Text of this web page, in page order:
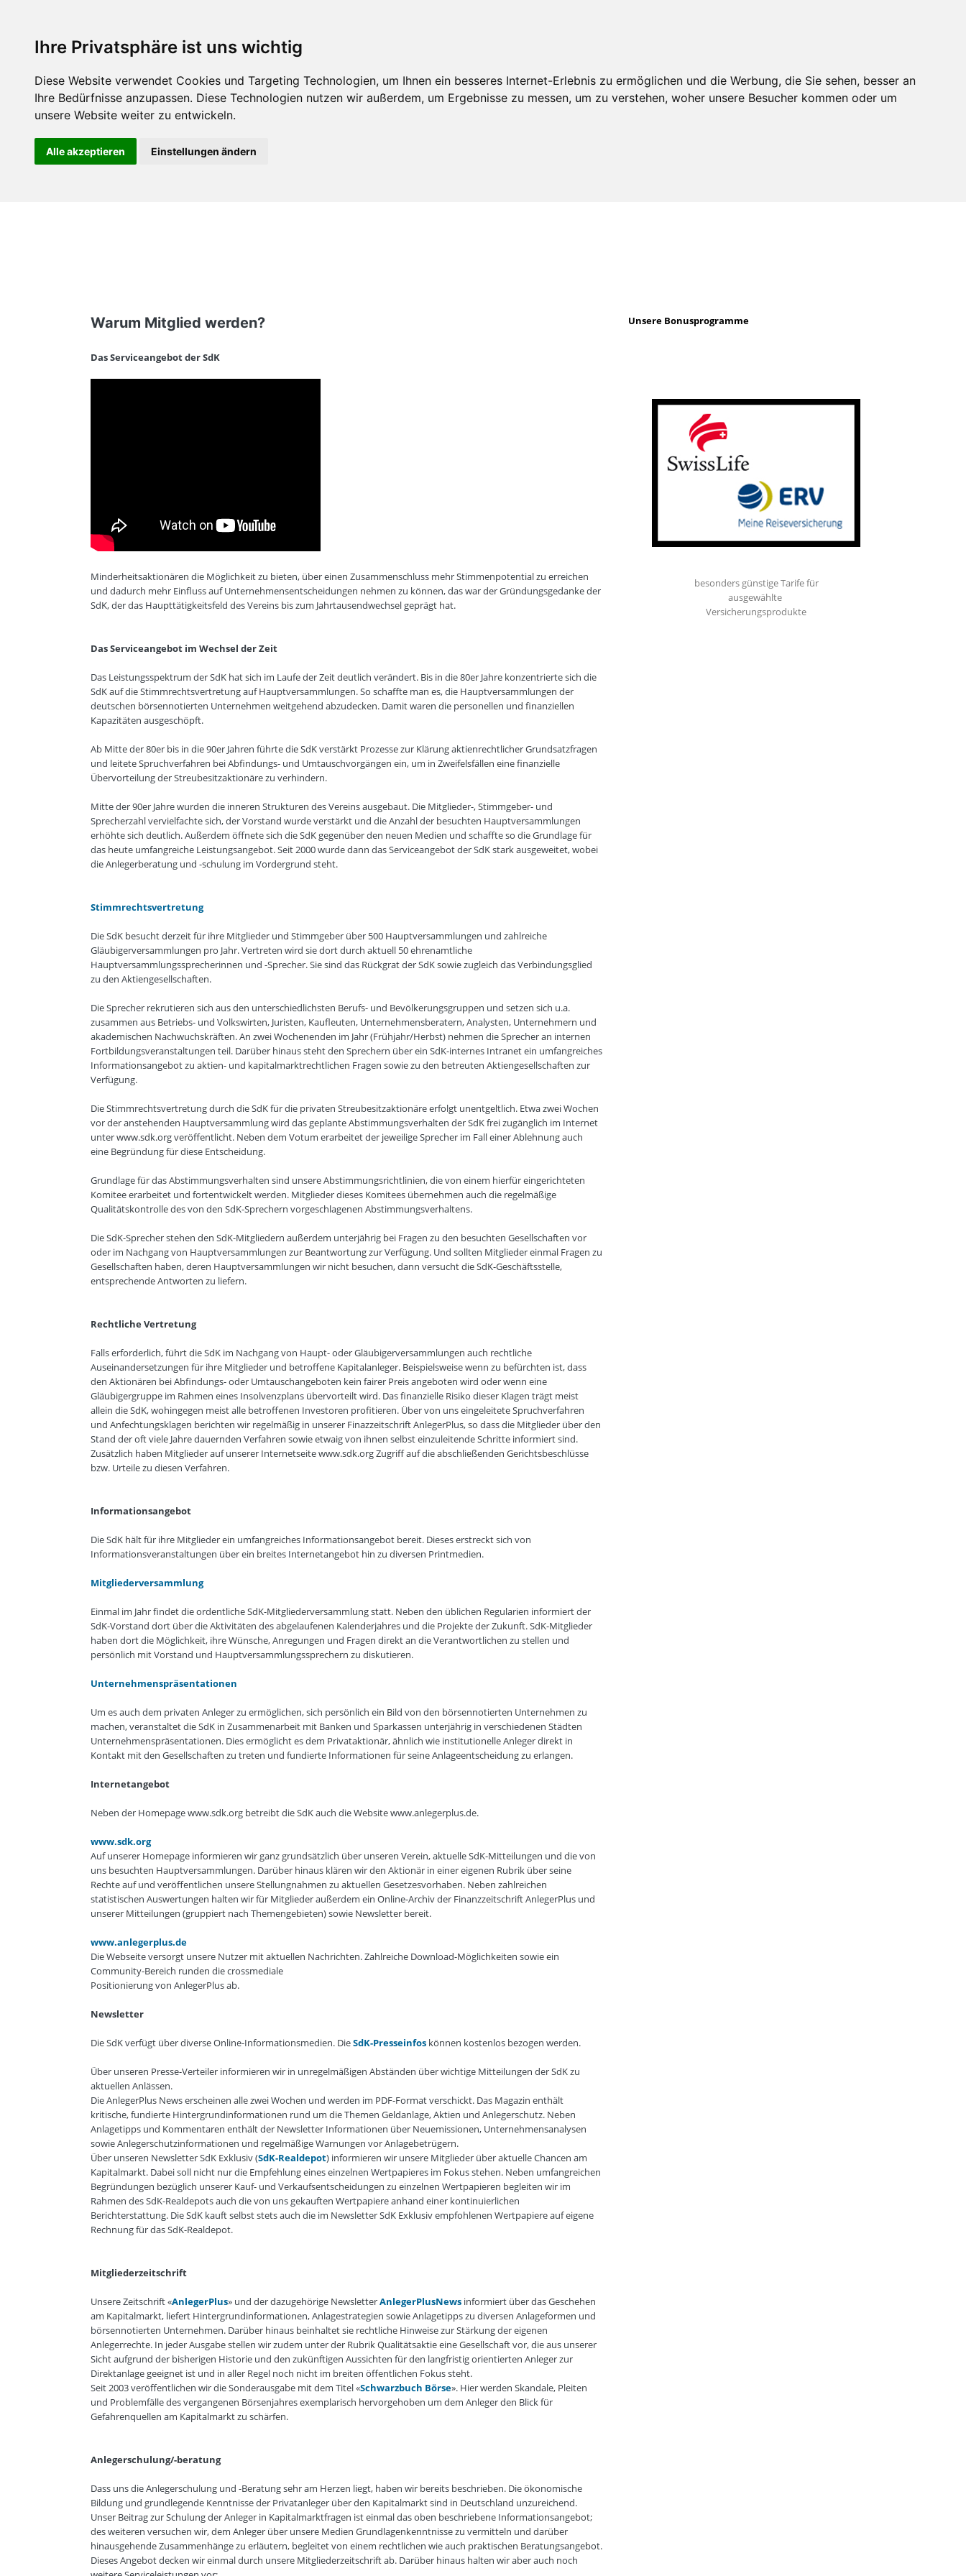
Ihre Privatsphäre ist uns wichtig
Diese Website verwendet Cookies und Targeting Technologien, um Ihnen ein besseres Internet-Erlebnis zu ermöglichen und die Werbung, die Sie sehen, besser an
Ihre Bedürfnisse anzupassen. Diese Technologien nutzen wir außerdem, um Ergebnisse zu messen, um zu verstehen, woher unsere Besucher kommen oder um
unsere Website weiter zu entwickeln.
Alle akzeptieren Einstellungen ändern
Über uns
Warum Mitglied werden?
Das Serviceangebot der SdK
Minderheitsaktionären die Möglichkeit zu bieten, über einen Zusammenschluss mehr Stimmenpotential zu erreichen
und dadurch mehr Einfluss auf Unternehmensentscheidungen nehmen zu können, das war der Gründungsgedanke der
SdK, der das Haupttätigkeitsfeld des Vereins bis zum Jahrtausendwechsel geprägt hat.
Das Serviceangebot im Wechsel der Zeit
Das Leistungsspektrum der SdK hat sich im Laufe der Zeit deutlich verändert. Bis in die 80er Jahre konzentrierte sich die
SdK auf die Stimmrechtsvertretung auf Hauptversammlungen. So schaffte man es, die Hauptversammlungen der
deutschen börsennotierten Unternehmen weitgehend abzudecken. Damit waren die personellen und finanziellen
Kapazitäten ausgeschöpft.
Ab Mitte der 80er bis in die 90er Jahren führte die SdK verstärkt Prozesse zur Klärung aktienrechtlicher Grundsatzfragen
und leitete Spruchverfahren bei Abfindungs- und Umtauschvorgängen ein, um in Zweifelsfällen eine finanzielle
Übervorteilung der Streubesitzaktionäre zu verhindern.
Mitte der 90er Jahre wurden die inneren Strukturen des Vereins ausgebaut. Die Mitglieder-, Stimmgeber- und
Sprecherzahl vervielfachte sich, der Vorstand wurde verstärkt und die Anzahl der besuchten Hauptversammlungen
erhöhte sich deutlich. Außerdem öffnete sich die SdK gegenüber den neuen Medien und schaffte so die Grundlage für
das heute umfangreiche Leistungsangebot. Seit 2000 wurde dann das Serviceangebot der SdK stark ausgeweitet, wobei
die Anlegerberatung und -schulung im Vordergrund steht.
Stimmrechtsvertretung
Die SdK besucht derzeit für ihre Mitglieder und Stimmgeber über 500 Hauptversammlungen und zahlreiche
Gläubigerversammlungen pro Jahr. Vertreten wird sie dort durch aktuell 50 ehrenamtliche
Hauptversammlungssprecherinnen und -Sprecher. Sie sind das Rückgrat der SdK sowie zugleich das Verbindungsglied
zu den Aktiengesellschaften.
Die Sprecher rekrutieren sich aus den unterschiedlichsten Berufs- und Bevölkerungsgruppen und setzen sich u.a.
zusammen aus Betriebs- und Volkswirten, Juristen, Kaufleuten, Unternehmensberatern, Analysten, Unternehmern und
akademischen Nachwuchskräften. An zwei Wochenenden im Jahr (Frühjahr/Herbst) nehmen die Sprecher an internen
Fortbildungsveranstaltungen teil. Darüber hinaus steht den Sprechern über ein SdK-internes Intranet ein umfangreiches
Informationsangebot zu aktien- und kapitalmarktrechtlichen Fragen sowie zu den betreuten Aktiengesellschaften zur
Verfügung.
Die Stimmrechtsvertretung durch die SdK für die privaten Streubesitzaktionäre erfolgt unentgeltlich. Etwa zwei Wochen
vor der anstehenden Hauptversammlung wird das geplante Abstimmungsverhalten der SdK frei zugänglich im Internet
unter www.sdk.org veröffentlicht. Neben dem Votum erarbeitet der jeweilige Sprecher im Fall einer Ablehnung auch
eine Begründung für diese Entscheidung.
Grundlage für das Abstimmungsverhalten sind unsere Abstimmungsrichtlinien, die von einem hierfür eingerichteten
Komitee erarbeitet und fortentwickelt werden. Mitglieder dieses Komitees übernehmen auch die regelmäßige
Qualitätskontrolle des von den SdK-Sprechern vorgeschlagenen Abstimmungsverhaltens.
Die SdK-Sprecher stehen den SdK-Mitgliedern außerdem unterjährig bei Fragen zu den besuchten Gesellschaften vor
oder im Nachgang von Hauptversammlungen zur Beantwortung zur Verfügung. Und sollten Mitglieder einmal Fragen zu
Gesellschaften haben, deren Hauptversammlungen wir nicht besuchen, dann versucht die SdK-Geschäftsstelle,
entsprechende Antworten zu liefern.
Rechtliche Vertretung
Falls erforderlich, führt die SdK im Nachgang von Haupt- oder Gläubigerversammlungen auch rechtliche
Auseinandersetzungen für ihre Mitglieder und betroffene Kapitalanleger. Beispielsweise wenn zu befürchten ist, dass
den Aktionären bei Abfindungs- oder Umtauschangeboten kein fairer Preis angeboten wird oder wenn eine
Gläubigergruppe im Rahmen eines Insolvenzplans übervorteilt wird. Das finanzielle Risiko dieser Klagen trägt meist
allein die SdK, wohingegen meist alle betroffenen Investoren profitieren. Über von uns eingeleitete Spruchverfahren
und Anfechtungsklagen berichten wir regelmäßig in unserer Finazzeitschrift AnlegerPlus, so dass die Mitglieder über den
Stand der oft viele Jahre dauernden Verfahren sowie etwaig von ihnen selbst einzuleitende Schritte informiert sind.
Zusätzlich haben Mitglieder auf unserer Internetseite www.sdk.org Zugriff auf die abschließenden Gerichtsbeschlüsse
bzw. Urteile zu diesen Verfahren.
Informationsangebot
Die SdK hält für ihre Mitglieder ein umfangreiches Informationsangebot bereit. Dieses erstreckt sich von
Informationsveranstaltungen über ein breites Internetangebot hin zu diversen Printmedien.
Mitgliederversammlung
Einmal im Jahr findet die ordentliche SdK-Mitgliederversammlung statt. Neben den üblichen Regularien informiert der
SdK-Vorstand dort über die Aktivitäten des abgelaufenen Kalenderjahres und die Projekte der Zukunft. SdK-Mitglieder
haben dort die Möglichkeit, ihre Wünsche, Anregungen und Fragen direkt an die Verantwortlichen zu stellen und
persönlich mit Vorstand und Hauptversammlungssprechern zu diskutieren.
Unternehmenspräsentationen
Um es auch dem privaten Anleger zu ermöglichen, sich persönlich ein Bild von den börsennotierten Unternehmen zu
machen, veranstaltet die SdK in Zusammenarbeit mit Banken und Sparkassen unterjährig in verschiedenen Städten
Unternehmenspräsentationen. Dies ermöglicht es dem Privataktionär, ähnlich wie institutionelle Anleger direkt in
Kontakt mit den Gesellschaften zu treten und fundierte Informationen für seine Anlageentscheidung zu erlangen.
Internetangebot
Neben der Homepage www.sdk.org betreibt die SdK auch die Website www.anlegerplus.de.
www.sdk.org
Auf unserer Homepage informieren wir ganz grundsätzlich über unseren Verein, aktuelle SdK-Mitteilungen und die von
uns besuchten Hauptversammlungen. Darüber hinaus klären wir den Aktionär in einer eigenen Rubrik über seine
Rechte auf und veröffentlichen unsere Stellungnahmen zu aktuellen Gesetzesvorhaben. Neben zahlreichen
statistischen Auswertungen halten wir für Mitglieder außerdem ein Online-Archiv der Finanzzeitschrift AnlegerPlus und
unserer Mitteilungen (gruppiert nach Themengebieten) sowie Newsletter bereit.
www.anlegerplus.de
Die Webseite versorgt unsere Nutzer mit aktuellen Nachrichten. Zahlreiche Download-Möglichkeiten sowie ein
Community-Bereich runden die crossmediale
Positionierung von AnlegerPlus ab.
Newsletter
Die SdK verfügt über diverse Online-Informationsmedien. DieSdK-Presseinfos können kostenlos bezogen werden.
Über unseren Presse-Verteiler informieren wir in unregelmäßigen Abständen über wichtige Mitteilungen der SdK zu
aktuellen Anlässen.
Die AnlegerPlus News erscheinen alle zwei Wochen und werden im PDF-Format verschickt. Das Magazin enthält
kritische, fundierte Hintergrundinformationen rund um die Themen Geldanlage, Aktien und Anlegerschutz. Neben
Anlagetipps und Kommentaren enthält der Newsletter Informationen über Neuemissionen, Unternehmensanalysen
sowie Anlegerschutzinformationen und regelmäßige Warnungen vor Anlagebetrügern.
Über unseren Newsletter SdK Exklusiv (SdK-Realdepot) informieren wir unsere Mitglieder über aktuelle Chancen am
Kapitalmarkt. Dabei soll nicht nur die Empfehlung eines einzelnen Wertpapieres im Fokus stehen. Neben umfangreichen
Begründungen bezüglich unserer Kauf- und Verkaufsentscheidungen zu einzelnen Wertpapieren begleiten wir im
Rahmen des SdK-Realdepots auch die von uns gekauften Wertpapiere anhand einer kontinuierlichen
Berichterstattung. Die SdK kauft selbst stets auch die im Newsletter SdK Exklusiv empfohlenen Wertpapiere auf eigene
Rechnung für das SdK-Realdepot.
Mitgliederzeitschrift
Unsere Zeitschrift «AnlegerPlus» und der dazugehörige NewsletterAnlegerPlusNews informiert über das Geschehen
am Kapitalmarkt, liefert Hintergrundinformationen, Anlagestrategien sowie Anlagetipps zu diversen Anlageformen und
börsennotierten Unternehmen. Darüber hinaus beinhaltet sie rechtliche Hinweise zur Stärkung der eigenen
Anlegerrechte. In jeder Ausgabe stellen wir zudem unter der Rubrik Qualitätsaktie eine Gesellschaft vor, die aus unserer
Sicht aufgrund der bisherigen Historie und den zukünftigen Aussichten für den langfristig orientierten Anleger zur
Direktanlage geeignet ist und in aller Regel noch nicht im breiten öffentlichen Fokus steht.
Seit 2003 veröffentlichen wir die Sonderausgabe mit dem Titel «Schwarzbuch Börse». Hier werden Skandale, Pleiten
und Problemfälle des vergangenen Börsenjahres exemplarisch hervorgehoben um dem Anleger den Blick für
Gefahrenquellen am Kapitalmarkt zu schärfen.
Anlegerschulung/-beratung
Dass uns die Anlegerschulung und -Beratung sehr am Herzen liegt, haben wir bereits beschrieben. Die ökonomische
Bildung und grundlegende Kenntnisse der Privatanleger über den Kapitalmarkt sind in Deutschland unzureichend.
Unser Beitrag zur Schulung der Anleger in Kapitalmarktfragen ist einmal das oben beschriebene Informationsangebot;
des weiteren versuchen wir, dem Anleger über unsere Medien Grundlagenkenntnisse zu vermitteln und darüber
hinausgehende Zusammenhänge zu erläutern, begleitet von einem rechtlichen wie auch praktischen Beratungsangebot.
Dieses Angebot decken wir einmal durch unsere Mitgliederzeitschrift ab. Darüber hinaus halten wir aber auch noch
Unsere Bonusprogramme
besonders günstige Tarife für
ausgewählte
Versicherungsprodukte